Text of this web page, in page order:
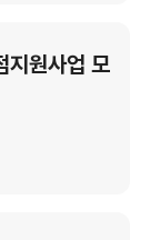
지원사업 모